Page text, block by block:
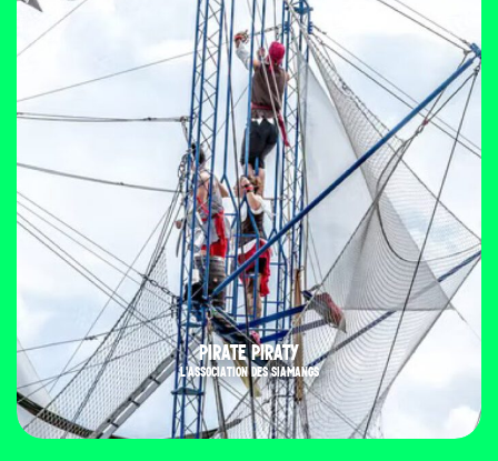
PIRATE PIRATY
L'ASSOCIATION DES SIAMANGS